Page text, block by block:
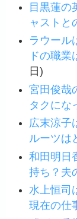
目黒蓮の
ャストと
ラウール
ドの職業
日)
宮田俊哉
タクにな
広末涼子
ルーツは
和田明日
持ち？夫
水上恒司
現在の仕